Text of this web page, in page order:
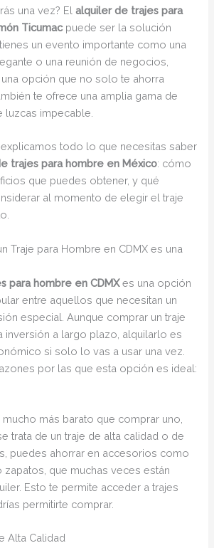
una vez? Elalquiler de trajes para
Ticumacpuede ser la solución
un evento importante como una
o una reunión de negocios,
una opción que no solo te ahorra
te ofrece una amplia gama de
luzcas impecable.
todo lo que necesitas saber
trajes para hombre en México: cómo
que puedes obtener, y qué
al momento de elegir el traje
Traje para Hombre en CDMX es una
para hombre en CDMXes una opción
entre aquellos que necesitan un
especial. Aunque comprar un traje
inversión a largo plazo, alquilarlo es
si solo lo vas a usar una vez.
por las que esta opción es ideal:
más barato que comprar uno,
trata de un traje de alta calidad o de
puedes ahorrar en accesorios como
zapatos, que muchas veces están
Esto te permite acceder a trajes
permitirte comprar.
Alta Calidad